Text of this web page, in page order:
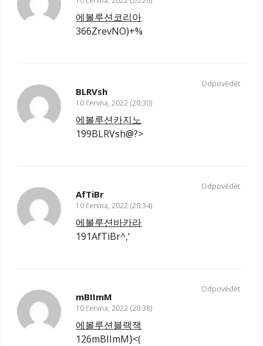
에볼루션코리아
366ZrevNO)+%
BLRVsh
10 června, 2022 (20:30)
에볼루션카지노
199BLRVsh@?>
Odpovědět
AfTiBr
10 června, 2022 (20:34)
에볼루션바카라
191AfTiBr^,‘
Odpovědět
mBIImM
10 června, 2022 (20:38)
에볼루션블랙잭
126mBIImM}<(
Odpovědět